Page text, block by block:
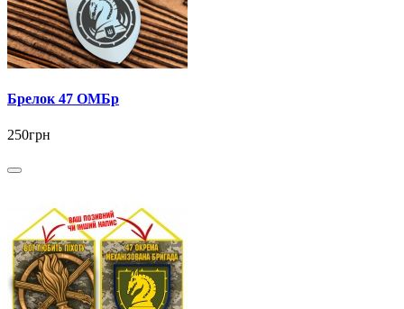
Брелок 47 ОМБр
250грн